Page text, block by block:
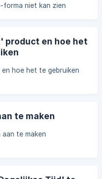
niet kan zien
en hoe het
hoe het te gebruiken
te maken
te maken